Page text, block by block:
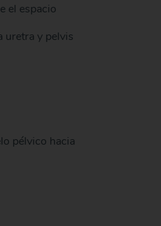
el espacio
uretra y pelvis
pélvico hacia